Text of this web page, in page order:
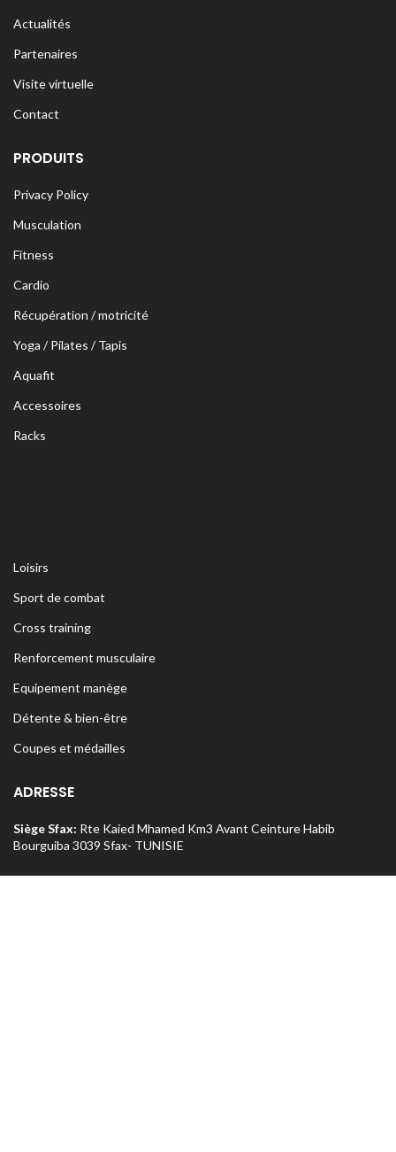
Actualités
Partenaires
Visite virtuelle
Contact
PRODUITS
Privacy Policy
Musculation
Fitness
Cardio
Récupération / motricité
Yoga / Pilates / Tapis
Aquafit
Accessoires
Racks
Loisirs
Sport de combat
Cross training
Renforcement musculaire
Equipement manège
Détente & bien-être
Coupes et médailles
ADRESSE
Siège Sfax: Rte Kaied Mhamed Km3 Avant Ceinture Habib
Bourguiba 3039 Sfax- TUNISIE
Tel:70 295 250 / 74 426 222